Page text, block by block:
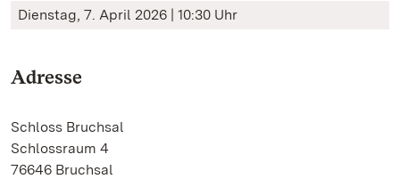
Dienstag, 7. April 2026 | 10:30 Uhr
Adresse
Schloss Bruchsal
Schlossraum 4
76646 Bruchsal